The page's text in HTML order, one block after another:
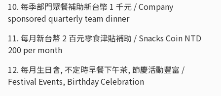
10. 每季部門聚餐補助新台幣 1 千元 / Company
sponsored quarterly team dinner
11. 每月新台幣 2 百元零食津貼補助 / Snacks Coin NTD
200 per month
12. 每月生日會, 不定時早餐下午茶, 節慶活動豐富 /
Festival Events, Birthday Celebration